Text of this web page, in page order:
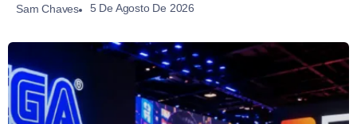
Sam Chaves 5 De Agosto De 2026